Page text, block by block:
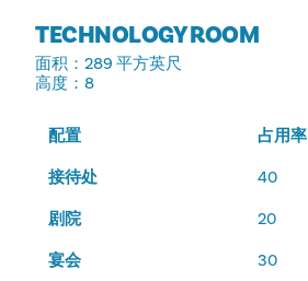
TECHNOLOGY ROOM
面积 ：289 平方英尺
高度 ：8
配置 占用率
接待处 40
剧院 20
宴会 30